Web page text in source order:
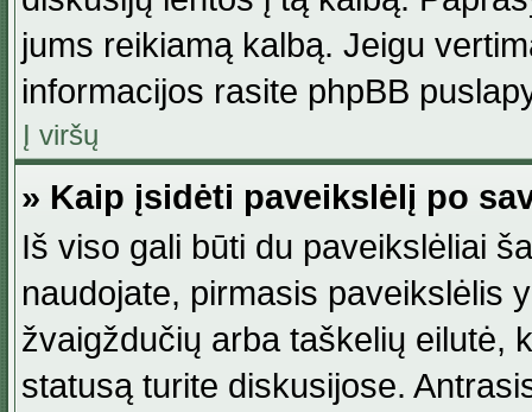
jums reikiamą kalbą. Jeigu
informacijos rasite phpBB
Į viršų
» Kaip įsidėti paveikslėlį po
Iš viso gali būti du paveikslėliai
naudojate, pirmasis paveikslėlis
žvaigždučių arba taškelių eilutė,
statusą turite diskusijose.